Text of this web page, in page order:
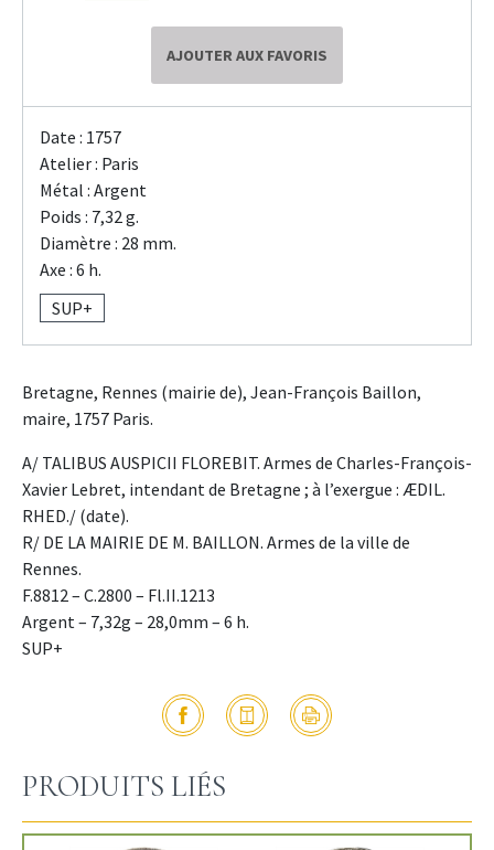
AJOUTER AUX FAVORIS
Date : 1757
Atelier : Paris
Métal : Argent
Poids : 7,32 g.
Diamètre : 28 mm.
Axe : 6 h.
SUP+
Bretagne, Rennes (mairie de), Jean-François Baillon,
maire, 1757 Paris.
A/ TALIBUS AUSPICII FLOREBIT. Armes de Charles-François-
Xavier Lebret, intendant de Bretagne ; à l’exergue : ÆDIL.
RHED./ (date).
R/ DE LA MAIRIE DE M. BAILLON. Armes de la ville de
Rennes.
F.8812 – C.2800 – Fl.II.1213
Argent – 7,32g – 28,0mm – 6 h.
SUP+
PRODUITS LIÉS